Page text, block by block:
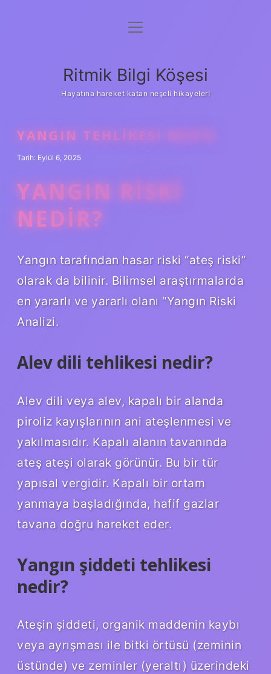
Anasayfa
Yasal Uyarı
menüyü
Ritmik Bilgi Köşesi
Hayatına hareket katan neşeli hikayeler!
YANGIN TEHLIKESI NEDIR
Tarih: Eylül 6, 2025
YANGIN RISKI
NEDIR?
Yangın tarafından hasar riski “ateş riski”
olarak da bilinir. Bilimsel araştırmalarda
en yararlı ve yararlı olanı “Yangın Riski
Analizi.
Alev dili tehlikesi nedir?
Alev dili veya alev, kapalı bir alanda
piroliz kayışlarının ani ateşlenmesi ve
yakılmasıdır. Kapalı alanın tavanında
ateş ateşi olarak görünür. Bu bir tür
yapısal vergidir. Kapalı bir ortam
yanmaya başladığında, hafif gazlar
tavana doğru hareket eder.
Yangın şiddeti tehlikesi
nedir?
Ateşin şiddeti, organik maddenin kaybı
veya ayrışması ile bitki örtüsü (zeminin
üstünde) ve zeminler (yeraltı) üzerindeki